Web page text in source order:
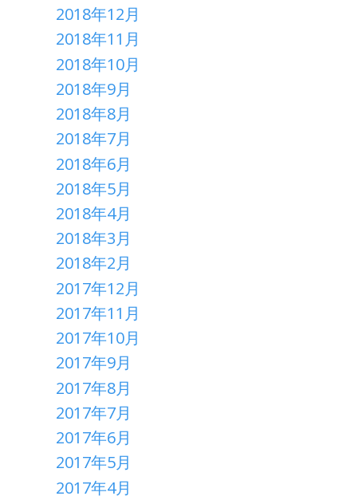
2018年12月
2018年11月
2018年10月
2018年9月
2018年8月
2018年7月
2018年6月
2018年5月
2018年4月
2018年3月
2018年2月
2017年12月
2017年11月
2017年10月
2017年9月
2017年8月
2017年7月
2017年6月
2017年5月
2017年4月